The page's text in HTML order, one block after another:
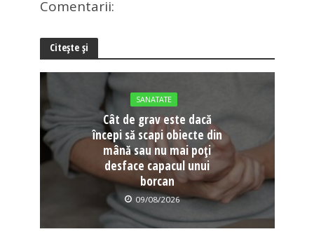
Comentarii:
Citește și
SANATATE
Cât de grav este dacă
începi să scapi obiecte din
mână sau nu mai poți
desface capacul unui
borcan
09/08/2026